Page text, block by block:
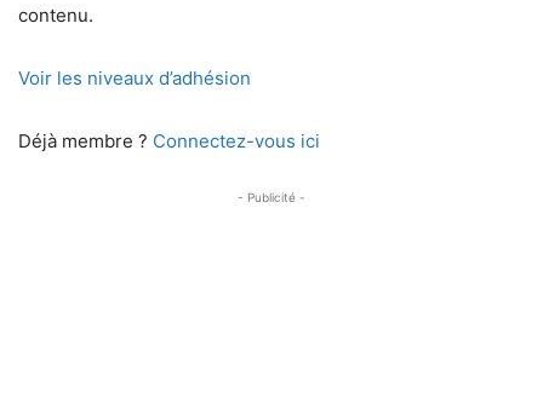
contenu.
Voir les niveaux d’adhésion
Déjà membre ? Connectez-vous ici
- Publicité -